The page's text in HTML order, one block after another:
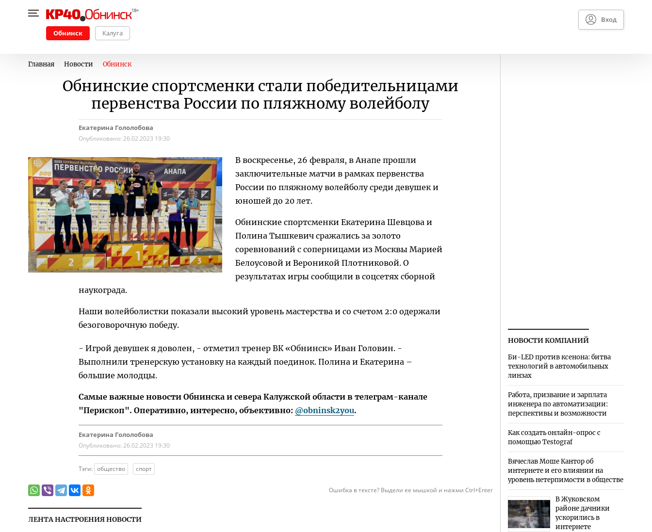
Обнинск Калуга
Вход
Главная Новости Обнинск
Обнинские спортсменки стали победительницами
первенства России по пляжному волейболу
Екатерина Гололобова
Опубликовано: 26.02.2023 19:30
В воскресенье, 26 февраля, в Анапе прошли
заключительные матчи в рамках первенства
России по пляжному волейболу среди девушек и
юношей до 20 лет.
Обнинские спортсменки Екатерина Шевцова и
Полина Тышкевич сражались за золото
соревнований с соперницами из Москвы Марией
Белоусовой и Вероникой Плотниковой. О
результатах игры сообщили в соцсетях сборной
наукограда.
Наши волейболистки показали высокий уровень мастерства и со счетом 2:0 одержали
безоговорочную победу.
- Игрой девушек я доволен, - отметил тренер ВК «Обнинск» Иван Головин. -
Выполнили тренерскую установку на каждый поединок. Полина и Екатерина –
большие молодцы.
Самые важные новости Обнинска и севера Калужской области в телеграм-канале
"Перископ". Оперативно, интересно, объективно: @obninsk2you.
Екатерина Гололобова
Опубликовано: 26.02.2023 19:30
Тэги: общество спорт
Ошибка в тексте? Выдели ее мышкой и нажми Ctrl+Enter
ЛЕНТА НАСТРОЕНИЯ НОВОСТИ
НОВОСТИ КОМПАНИЙ
Би-LED против ксенона: битва
технологий в автомобильных
линзах
Работа, призвание и зарплата
инженера по автоматизации:
перспективы и возможности
Как создать онлайн-опрос с
помощью Testograf
Вячеслав Моше Кантор об
интернете и его влиянии на
уровень нетерпимости в обществе
В Жуковском
районе дачники
ускорились в
интернете